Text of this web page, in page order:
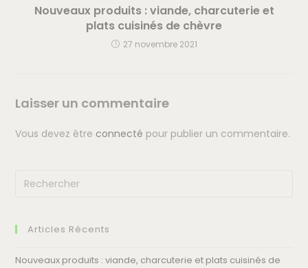
Nouveaux produits : viande, charcuterie et
plats cuisinés de chèvre
27 novembre 2021
Laisser un commentaire
Vous devez être connecté pour publier un commentaire.
Articles Récents
Nouveaux produits : viande, charcuterie et plats cuisinés de